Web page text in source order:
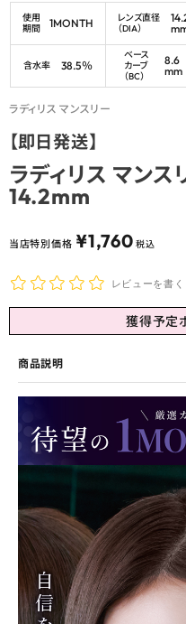
使用
期間
1MONTH
レンズ直径
（DIA）
含水率 38.5％
ベース
カーブ
（BC）
8.6
mm
ラディリス マンスリー
【即日発送】
ラディリス マンス
14.2mm
当店特別価格 ¥1,760 税込
レビューを書く
獲得予定
商品説明